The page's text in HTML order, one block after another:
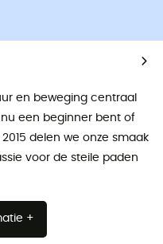
en beweging centraal
een beginner bent of
delen we onze smaak
voor de steile paden
+